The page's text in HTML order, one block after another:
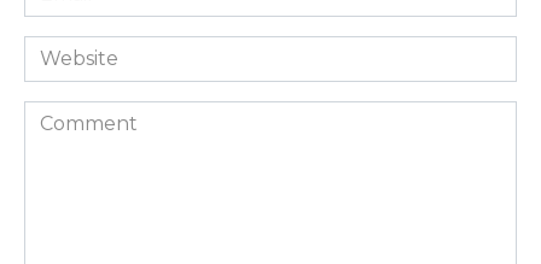
*
Website
Comment